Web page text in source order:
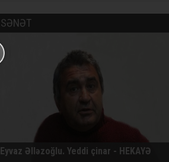
Toplum TV işi üzrə hökm oxunub
Yaqublu
Şəmşad Ağa: İnformasiya axını idarəolunan
mərhələdən idarəolunmaz mərhələyə keçir
Natiq Babayev - Qız adı: Azərbaycan maarifçiliyinin
Qoderzi Çoxeli. İntizar - Hekayə
Avropa İttifaqı Rusiyaya qarşı 21-ci sanksiya paketini
qəbul edib
SƏNƏT
Eyvaz Əlləzoğlu. Yeddi çinar - HEKAYƏ